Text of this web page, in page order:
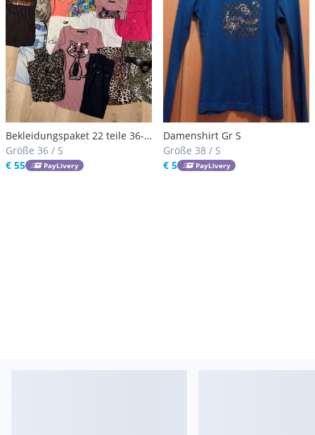
Bekleidungspaket 22 teile 36-
38
Größe 36 / S
€ 55
PayLivery
Damenshirt Gr S
Größe 38 / S
€ 5
PayLivery